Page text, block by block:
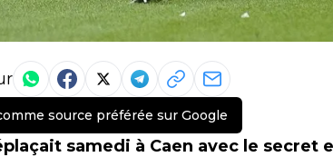
source préférée sur Google
samedi à Caen avec le secret